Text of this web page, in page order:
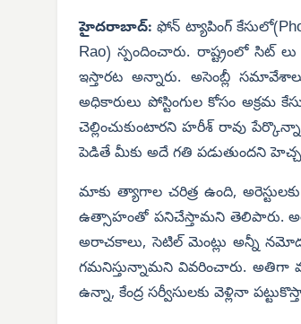
హైదరాబాద్: ఫోన్ ట్యాపింగ్ కేసులో(
Rao) స్పందించారు. రాష్ట్రంలో సిట్
ఇస్తారట అన్నారు. అసెంబ్లీ
అధికారులు పోస్టింగుల కోసం అక్రమ
చెల్లించుకుంటారని హరీశ్ రావు
పెడితే మీకు అదే గతి పడుతుందని
మాకు త్యాగాల చరిత్ర ఉంది,
ఉత్సాహంతో పనిచేస్తామని తెలిపారు.
అరాచకాలు, సెటిల్ మెంట్లు అన్నీ
గమనిస్తున్నామని వివరించారు. అతిగా
ఉన్నా, కేంద్ర సర్వీసులకు వెళ్లినా